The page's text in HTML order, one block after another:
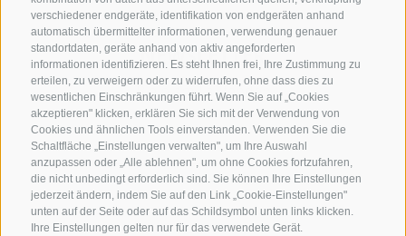
verschiedener endgeräte, identifikation von endgeräten anhand
automatisch übermittelter informationen, verwendung genauer
standortdaten, geräte anhand von aktiv angeforderten
informationen identifizieren. Es steht Ihnen frei, Ihre Zustimmung zu
erteilen, zu verweigern oder zu widerrufen, ohne dass dies zu
wesentlichen Einschränkungen führt. Wenn Sie auf „Cookies
akzeptieren" klicken, erklären Sie sich mit der Verwendung von
Cookies und ähnlichen Tools einverstanden. Verwenden Sie die
Schaltfläche „Einstellungen verwalten", um Ihre Auswahl
anzupassen oder „Alle ablehnen", um ohne Cookies fortzufahren,
die nicht unbedingt erforderlich sind. Sie können Ihre Einstellungen
jederzeit ändern, indem Sie auf den Link „Cookie-Einstellungen"
unten auf der Seite oder auf das Schildsymbol unten links klicken.
Ihre Einstellungen gelten nur für das verwendete Gerät.
NEWSLETTER
Bleib am Laufenden
Newsletter Anmelden